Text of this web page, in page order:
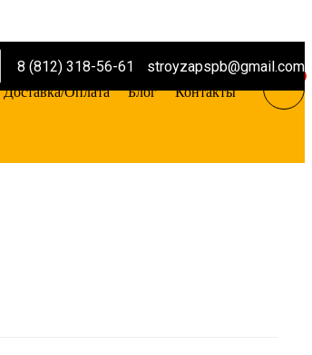
8 (812) 318-56-61 stroyzapspb@gmail.com
Доставка/Оплата Блог Контакты